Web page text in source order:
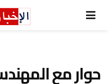
حوار مع